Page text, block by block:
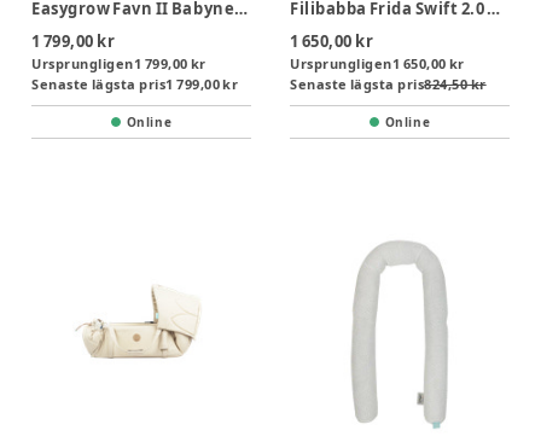
Easygrow Favn II Babynest - Black
1 799,00 kr
Ursprungligen1 799,00 kr
Senaste lägsta pris1 799,00 kr
Online
Filibabba Frida Swift 2.0 Babynest - Grey
1 650,00 kr
Ursprungligen1 650,00 kr
Senaste lägsta pris824,50 kr
Online